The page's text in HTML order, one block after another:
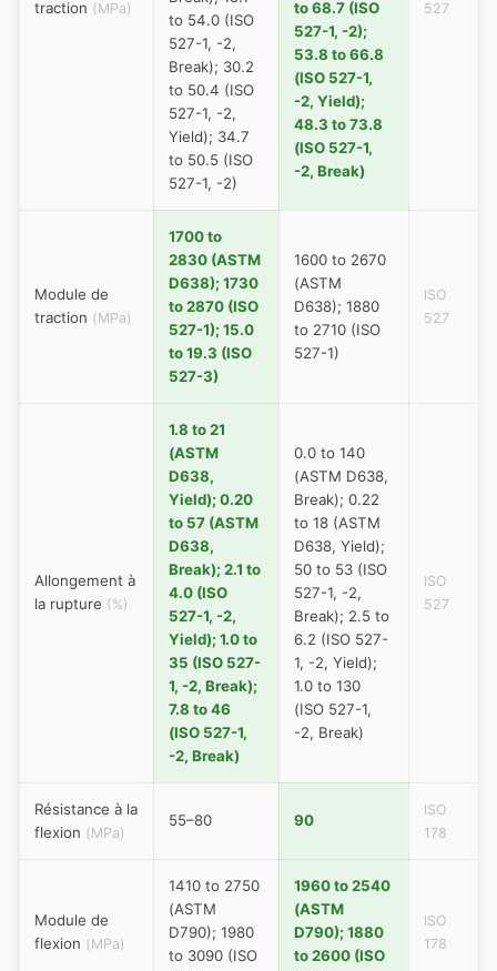
traction (MPa)
to 54.0 (ISO
527-1, -2,
Break); 30.2
to 50.4 (ISO
527-1, -2,
Yield); 34.7
to 50.5 (ISO
527-1, -2)
to 68.7 (ISO
527-1, -2);
53.8 to 66.8
(ISO 527-1,
-2, Yield);
48.3 to 73.8
(ISO 527-1,
-2, Break)
527
Module de
traction (MPa)
1700 to
2830 (ASTM
D638); 1730
to 2870 (ISO
527-1); 15.0
to 19.3 (ISO
527-3)
1600 to 2670
(ASTM
D638); 1880
to 2710 (ISO
527-1)
ISO
527
Allongement à
la rupture (%)
1.8 to 21
(ASTM
D638,
Yield); 0.20
to 57 (ASTM
D638,
Break); 2.1 to
4.0 (ISO
527-1, -2,
Yield); 1.0 to
35 (ISO 527-
1, -2, Break);
7.8 to 46
(ISO 527-1,
-2, Break)
0.0 to 140
(ASTM D638,
Break); 0.22
to 18 (ASTM
D638, Yield);
50 to 53 (ISO
527-1, -2,
Break); 2.5 to
6.2 (ISO 527-
1, -2, Yield);
1.0 to 130
(ISO 527-1,
-2, Break)
ISO
527
Résistance à la
flexion (MPa)
55–80 90
ISO
178
Module de
flexion (MPa)
1410 to 2750
(ASTM
D790); 1980
to 3090 (ISO
1960 to 2540
(ASTM
D790); 1880
to 2600 (ISO
ISO
178